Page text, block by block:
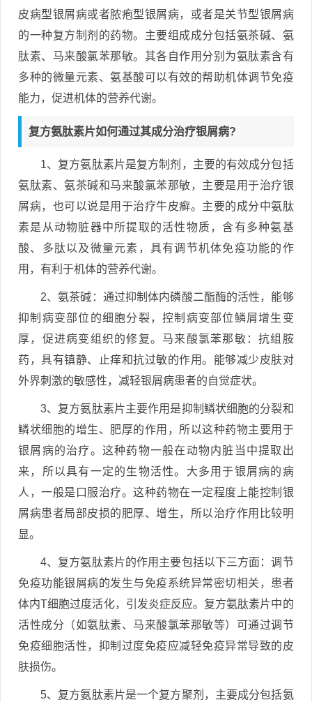
皮病型银屑病或者脓疱型银屑病，或者是关节型银屑病
的一种复方制剂的药物。主要组成成分包括氨茶碱、氨
肽素、马来酸氯苯那敏。其各自作用分别为氨肽素含有
多种的微量元素、氨基酸可以有效的帮助机体调节免疫
能力，促进机体的营养代谢。
复方氨肽素片如何通过其成分治疗银屑病?
1、复方氨肽素片是复方制剂，主要的有效成分包括
氨肽素、氨茶碱和马来酸氯苯那敏，主要是用于治疗银
屑病，也可以说是用于治疗牛皮癣。主要的成分中氨肽
素是从动物脏器中所提取的活性物质，含有多种氨基
酸、多肽以及微量元素，具有调节机体免疫功能的作
用，有利于机体的营养代谢。
2、氨茶碱：通过抑制体内磷酸二酯酶的活性，能够
抑制病变部位的细胞分裂，控制病变部位鳞屑增生变
厚，促进病变组织的修复。马来酸氯苯那敏：抗组胺
药，具有镇静、止痒和抗过敏的作用。能够减少皮肤对
外界刺激的敏感性，减轻银屑病患者的自觉症状。
3、复方氨肽素片主要作用是抑制鳞状细胞的分裂和
鳞状细胞的增生、肥厚的作用，所以这种药物主要用于
银屑病的治疗。这种药物一般在动物内脏当中提取出
来，所以具有一定的生物活性。大多用于银屑病的病
人，一般是口服治疗。这种药物在一定程度上能控制银
屑病患者局部皮损的肥厚、增生，所以治疗作用比较明
显。
4、复方氨肽素片的作用主要包括以下三方面：调节
免疫功能银屑病的发生与免疫系统异常密切相关，患者
体内T细胞过度活化，引发炎症反应。复方氨肽素片中的
活性成分（如氨肽素、马来酸氯苯那敏等）可通过调节
免疫细胞活性，抑制过度免疫应减轻免疫异常导致的皮
肤损伤。
5、复方氨肽素片是一个复方聚剂，主要成分包括氨